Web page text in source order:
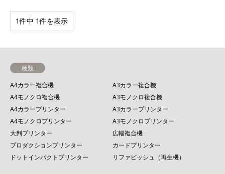
1件中 1件を表示
種類
A4カラー複合機
A3カラー複合機
A4モノクロ複合機
A3モノクロ複合機
A4カラープリンター
A3カラープリンター
A4モノクロプリンター
A3モノクロプリンター
大判プリンター
広幅複合機
プロダクションプリンター
カードプリンター
ドットインパクトプリンター
リファビッシュ（再生機）